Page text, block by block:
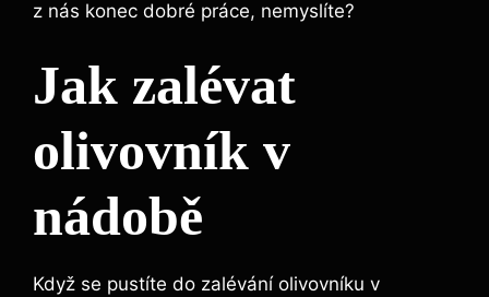
z nás konec dobré práce, nemyslíte?
Jak zalévat
olivovník v
nádobě
Když se pustíte do zalévání olivovníku v